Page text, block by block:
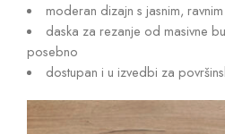
moderan dizajn s jasnim,
daska za rezanje od masivne
posebno
dostupan i u izvedbi za